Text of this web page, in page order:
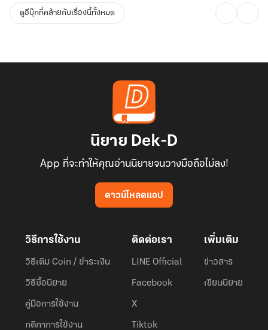
ดูอีบุ๊กที่คล้ายกับเรื่องนี้ทั้งหมด
นิยาย Dek-D
App ที่จะทำให้คุณอ่านนิยายจนวางมือถือไม่ลง!
ดาวน์โหลดแอป
วิธีการใช้งาน
วิธีเติม Coin / ชำระเงิน
วิธีซื้อนิยาย
คู่มือการใช้งาน
กติกาการใช้งาน
ติดต่อเรา
LINE Official
Facebook
X
Tiktok
เพิ่มเติม
ข่าวสาร
เขียนนิยาย